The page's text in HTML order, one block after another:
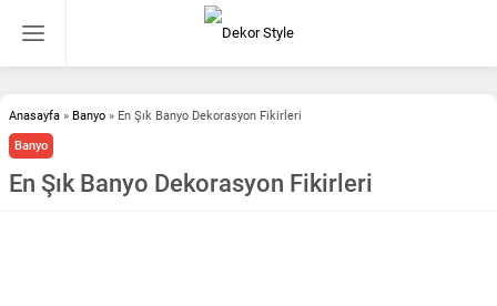
Anasayfa » Banyo » En Şık Banyo Dekorasyon Fikirleri
Banyo
En Şık Banyo Dekorasyon Fikirleri